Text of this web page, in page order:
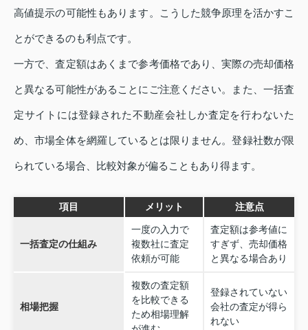
高値提示の可能性もあります。こうした競争原理を活かすこ
とができるのも利点です。
一方で、査定額はあくまで参考価格であり、実際の売却価格
と異なる可能性があることにご注意ください。また、一括査
定サイトには登録された不動産会社しか査定を行わないた
め、市場全体を網羅しているとは限りません。登録社数が限
られている場合、比較対象が偏ることもあり得ます。
項目 メリット 注意点
一括査定の仕組み
一度の入力で
複数社に査定
依頼が可能
査定額は参考値に
すぎず、売却価格
と異なる場合あり
相場把握
複数の査定額
を比較できる
ため相場理解
登録されていない
会社の査定が得ら
れない